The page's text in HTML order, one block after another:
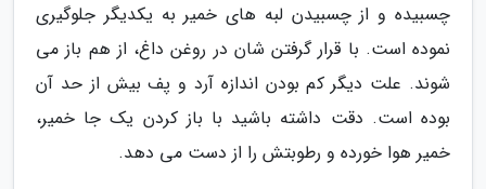
چسبیده و از چسبیدن لبه های خمیر به یکدیگر جلوگیری
نموده است. با قرار گرفتن شان در روغن داغ، از هم باز می
شوند. علت دیگر کم بودن اندازه آرد و پف بیش از حد آن
بوده است. دقت داشته باشید با باز کردن یک جا خمیر،
خمیر هوا خورده و رطوبتش را از دست می دهد.